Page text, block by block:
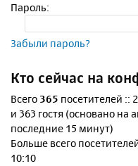
Пароль:
Забыли пароль?
Кто сейчас на
Всего 365 посетителей ::
и 363 гостя (основано на
последние 15 минут)
Больше всего
10:10